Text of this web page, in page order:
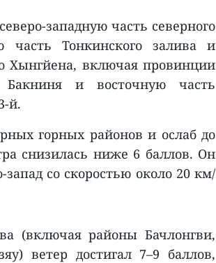
западную часть северного
часть Тонкинского залива и
Хынгйена, включая провинции
Бакниня и восточную часть
й.
горных районов и ослаб до
снизилась ниже 6 баллов. Он
со скоростью около 20 км/
(включая районы Бачлонгви,
ветер достигал 7–9 баллов,